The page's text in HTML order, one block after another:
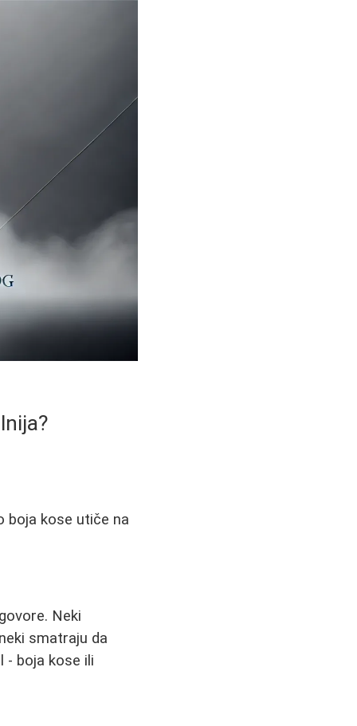
boja kose utiče na
Neki
smatraju da
- boja kose ili